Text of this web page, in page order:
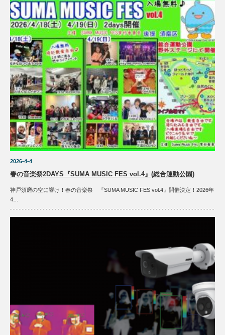
2026-4-4
春の音楽祭2DAYS『SUMA MUSIC FES vol.4』(総合運動公園)
神戸須磨の空に響け！春の音楽祭 『SUMA MUSIC FES vol.4』開催決定！2026年
4…